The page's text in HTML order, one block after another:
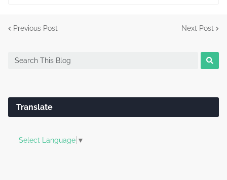
Previous Post Next Post
Translate
Select Language ▼